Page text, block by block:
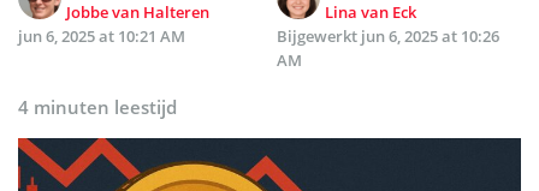
Jobbe van Halteren
Lina van Eck
jun 6, 2025 at 10:21 AM
Bijgewerkt jun 6, 2025 at 10:26
AM
4 minuten leestijd